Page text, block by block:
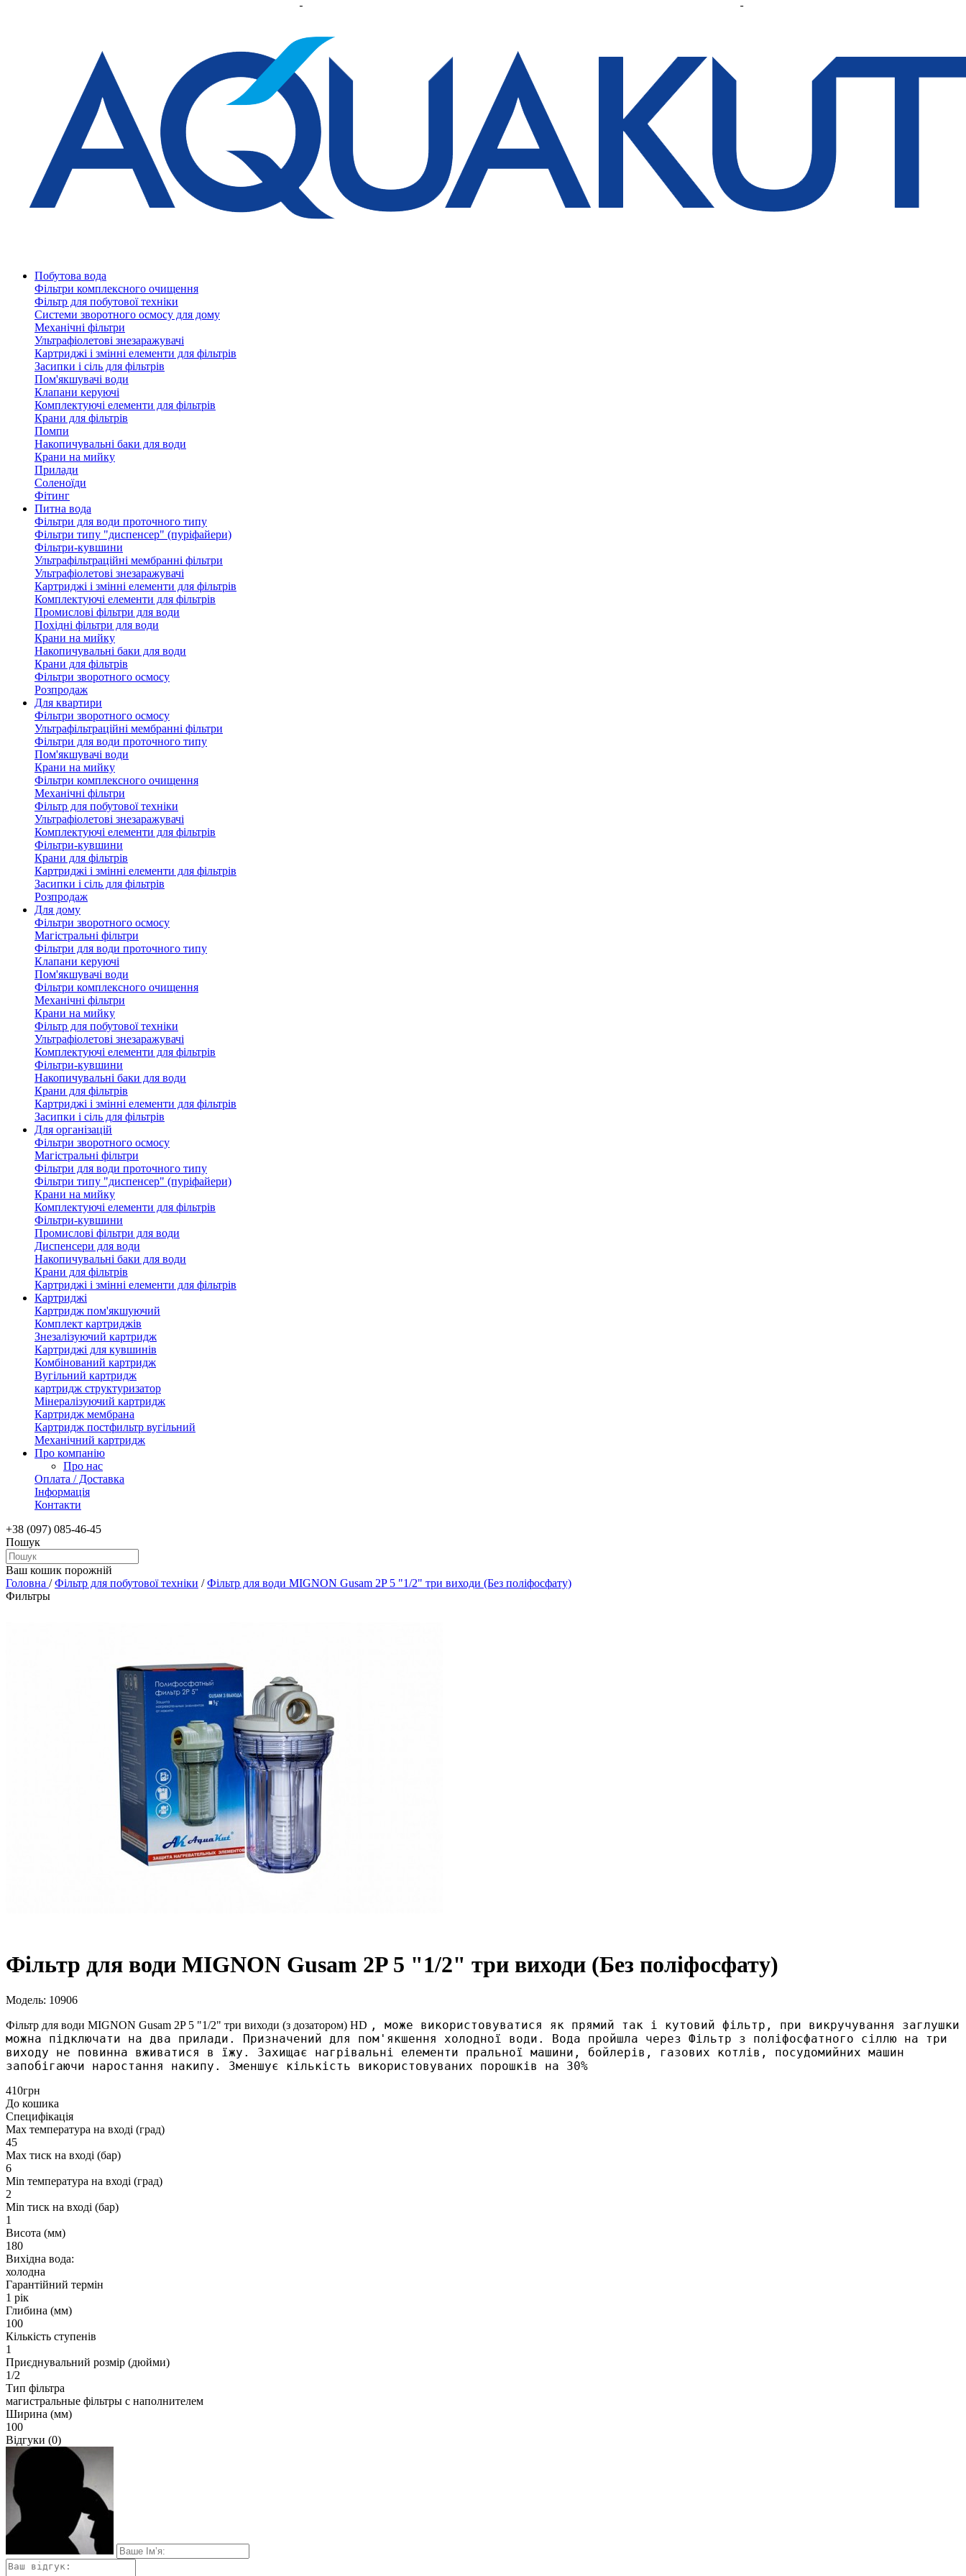
Побутова вода
Фільтри комплексного очищення
Фільтр для побутової техніки
Системи зворотного осмосу для дому
Механічні фільтри
Ультрафіолетові знезаражувачі
Картриджі і змінні елементи для фільтрів
Засипки і сіль для фільтрів
Пом'якшувачі води
Клапани керуючі
Комплектуючі елементи для фільтрів
Крани для фільтрів
Помпи
Накопичувальні баки для води
Крани на мийку
Прилади
Соленоїди
Фітинг
Питна вода
Фільтри для води проточного типу
Фільтри типу "диспенсер" (пуріфайери)
Фільтри-кувшини
Ультрафільтраційні мембранні фільтри
Ультрафіолетові знезаражувачі
Картриджі і змінні елементи для фільтрів
Комплектуючі елементи для фільтрів
Промислові фільтри для води
Похідні фільтри для води
Крани на мийку
Накопичувальні баки для води
Крани для фільтрів
Фільтри зворотного осмосу
Розпродаж
Для квартири
Фільтри зворотного осмосу
Ультрафільтраційні мембранні фільтри
Фільтри для води проточного типу
Пом'якшувачі води
Крани на мийку
Фільтри комплексного очищення
Механічні фільтри
Фільтр для побутової техніки
Ультрафіолетові знезаражувачі
Комплектуючі елементи для фільтрів
Фільтри-кувшини
Крани для фільтрів
Картриджі і змінні елементи для фільтрів
Засипки і сіль для фільтрів
Розпродаж
Для дому
Фільтри зворотного осмосу
Магістральні фільтри
Фільтри для води проточного типу
Клапани керуючі
Пом'якшувачі води
Фільтри комплексного очищення
Механічні фільтри
Крани на мийку
Фільтр для побутової техніки
Ультрафіолетові знезаражувачі
Комплектуючі елементи для фільтрів
Фільтри-кувшини
Накопичувальні баки для води
Крани для фільтрів
Картриджі і змінні елементи для фільтрів
Засипки і сіль для фільтрів
Для організацій
Фільтри зворотного осмосу
Магістральні фільтри
Фільтри для води проточного типу
Фільтри типу "диспенсер" (пуріфайери)
Крани на мийку
Комплектуючі елементи для фільтрів
Фільтри-кувшини
Промислові фільтри для води
Диспенсери для води
Накопичувальні баки для води
Крани для фільтрів
Картриджі і змінні елементи для фільтрів
Картриджі
Картридж пом'якшуючий
Комплект картриджів
Знезалізуючий картридж
Картриджі для кувшинів
Комбінований картридж
Вугільний картридж
картридж структуризатор
Мінералізуючий картридж
Картридж мембрана
Картридж постфильтр вугільний
Механічний картридж
Про компанію
Про нас
Оплата / Доставка
Інформація
Контакти
+38 (097) 085-46-45
Пошук
Ваш кошик порожній
Головна /Фільтр для побутової техніки /Фільтр для води MIGNON Gusam 2P 5 "1/2" три виходи (Без поліфосфату)
Фильтры
Фільтр для води MIGNON Gusam 2P 5 "1/2" три виходи (Без поліфосфату)
Модель: 10906
Фільтр для води MIGNON Gusam 2P 5 "1/2" три виходи (з дозатором) HD , може використовуватися як прямий так і кутовий фільтр, при викручування заглушки
можна підключати на два прилади. Призначений для пом'якшення холодної води. Вода пройшла через Фільтр з поліфосфатного сіллю на три
виходу не повинна вживатися в їжу. Захищає нагрівальні елементи пральної машини, бойлерів, газових котлів, посудомийних машин
запобігаючи наростання накипу. Зменшує кількість використовуваних порошків на 30%
410грн
До кошика
Специфікація
Max температура на вході (град)
45
Max тиск на вході (бар)
6
Min температура на вході (град)
2
Min тиск на вході (бар)
1
Висота (мм)
180
Вихідна вода:
холодна
Гарантійний термін
1 рік
Глибина (мм)
100
Кількість ступенів
1
Приєднувальний розмір (дюйми)
1/2
Тип фільтра
магистральные фільтры с наполнителем
Ширина (мм)
100
Відгуки (0)